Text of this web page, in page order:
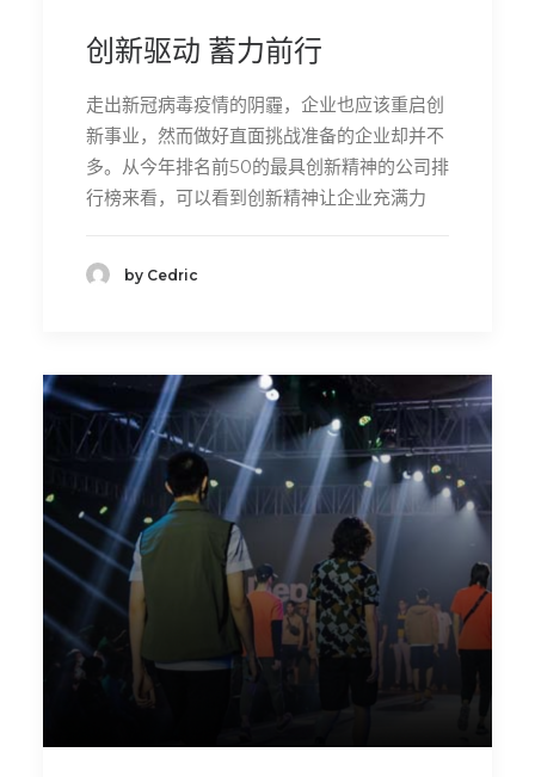
创新驱动 蓄力前行
走出新冠病毒疫情的阴霾，企业也应该重启创
新事业，然而做好直面挑战准备的企业却并不
多。从今年排名前50的最具创新精神的公司排
行榜来看，可以看到创新精神让企业充满力
by Cedric